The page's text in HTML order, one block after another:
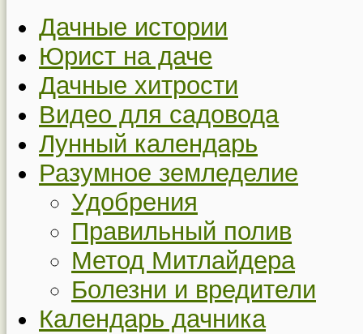
Дачные истории
Юрист на даче
Дачные хитрости
Видео для садовода
Лунный календарь
Разумное земледелие
Удобрения
Правильный полив
Метод Митлайдера
Болезни и вредители
Календарь дачника